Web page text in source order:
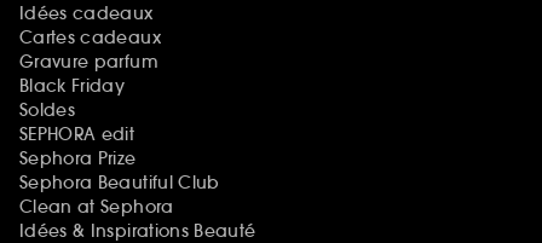
Idées cadeaux
Cartes cadeaux
Gravure parfum
Black Friday
Soldes
SEPHORA edit
Sephora Prize
Sephora Beautiful Club
Clean at Sephora
Idées & Inspirations Beauté